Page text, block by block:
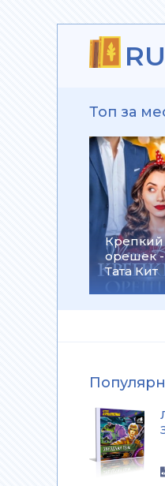
Топ за
Крепкий
орешек -
Тата Кит
Тень
божественных
бушлаты.